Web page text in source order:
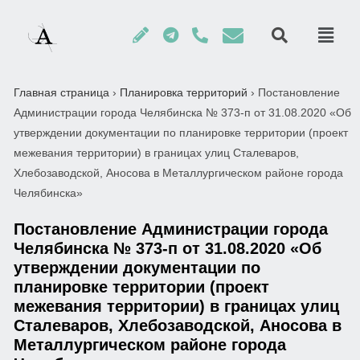
Главная страница › Планировка территорий › Постановление
Администрации города Челябинска № 373-п от 31.08.2020 «Об
утверждении документации по планировке территории (проект
межевания территории) в границах улиц Сталеваров,
Хлебозаводской, Аносова в Металлургическом районе города
Челябинска»
Постановление Администрации города
Челябинска № 373-п от 31.08.2020 «Об
утверждении документации по
планировке территории (проект
межевания территории) в границах улиц
Сталеваров, Хлебозаводской, Аносова в
Металлургическом районе города